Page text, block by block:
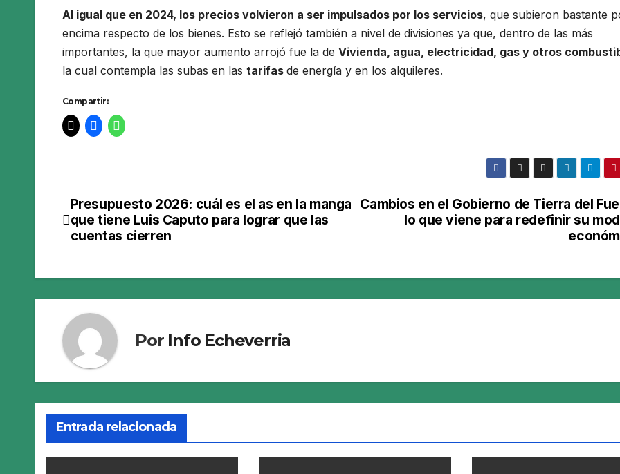
Al igual que en 2024, los precios volvieron a ser impulsados por los servicios, que subieron bastante
encima respecto de los bienes. Esto se reflejó también a nivel de divisiones ya que, dentro de las más
importantes, la que mayor aumento arrojó fue la de Vivienda, agua, electricidad, gas y otros
la cual contempla las subas en las tarifas de energía y en los alquileres.
Compartir:
Navegación
de
Cambios en el Gobierno de Tierra del
lo que viene para redefinir su
Presupuesto 2026: cuál es el as en la manga
que tiene Luis Caputo para lograr que las
cuentas cierren
Por Info Echeverria
Entrada relacionada